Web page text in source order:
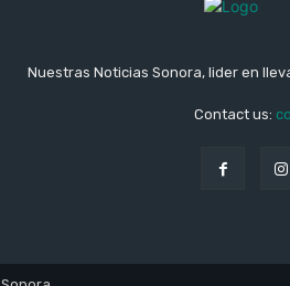
Nuestras Noticias Sonora, lider en
Contact us: